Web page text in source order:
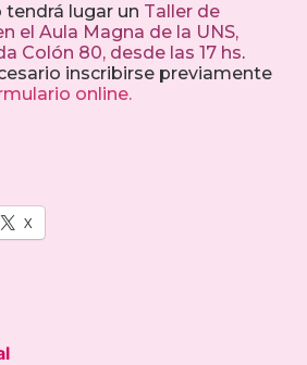
lugar un Taller de
el Aula Magna de la UNS,
Colón 80, desde las 17 hs.
inscribirse previamente
online.
X